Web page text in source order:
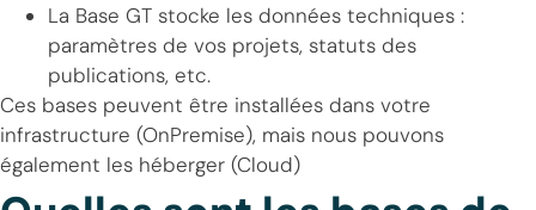
La Base GT stocke les données techniques :
paramètres de vos projets, statuts des
publications, etc.
Ces bases peuvent être installées dans votre
infrastructure (OnPremise), mais nous pouvons
également les héberger (Cloud)